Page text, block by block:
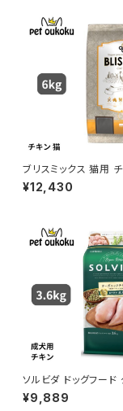
ブリスミックス 猫用
¥12,430
ソルビダ ドッグフード
フリー チキン 室内飼
3.6kg
¥9,889